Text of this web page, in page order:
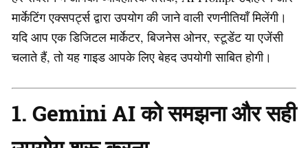
मार्केटिंग एक्सपर्ट्स द्वारा उपयोग की जाने वाली रणनीतियाँ मिलेंगी।
यदि आप एक डिजिटल मार्केटर, बिजनेस ओनर, स्टूडेंट या एजेंसी
चलाते हैं, तो यह गाइड आपके लिए बेहद उपयोगी साबित होगी।
1. Gemini AI को समझना और सही